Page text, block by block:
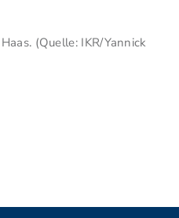
(Quelle: IKR/Yannick